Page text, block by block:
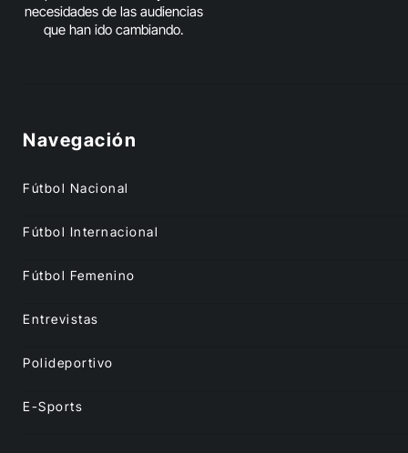
necesidades de las audiencias
que han ido cambiando.
Navegación
Fútbol Nacional
Fútbol Internacional
Fútbol Femenino
Entrevistas
Polideportivo
E-Sports